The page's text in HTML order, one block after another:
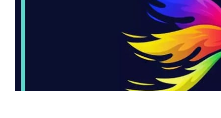
Artesan
ías de
Yami